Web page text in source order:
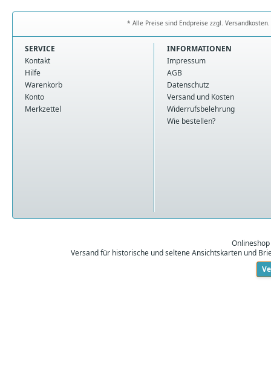
* Alle Preise sind Endpreise zzgl.
SERVICE
Kontakt
Hilfe
Warenkorb
Konto
Merkzettel
INFORMATIONEN
Impressum
AGB
Datenschutz
Versand und Kosten
Widerrufsbelehrung
Wie bestellen?
Versand für historische und seltene Ansichtskarten und